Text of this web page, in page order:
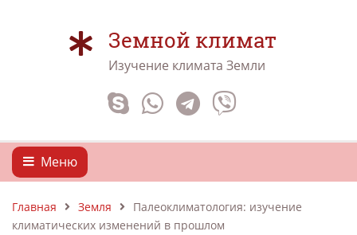
Земной климат
Изучение климата Земли
Меню
Главная Земля
Палеоклиматология: изучение
климатических изменений в прошлом